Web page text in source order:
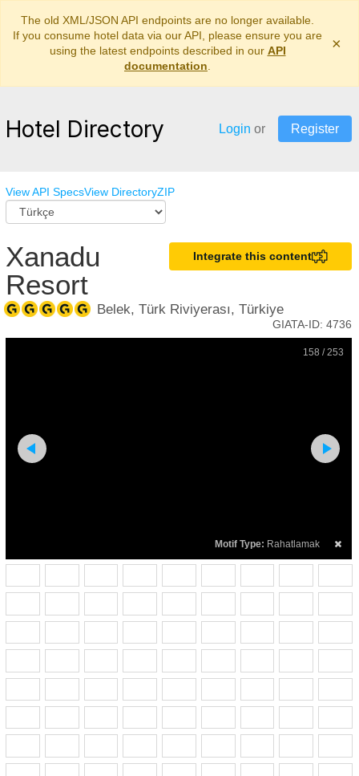
The old XML/JSON API endpoints are no longer available.
If you consume hotel data via our API, please ensure you are
using the latest endpoints described in our API
documentation
×
Hotel Directory Login or Register
View API SpecsView DirectoryZIP
Xanadu
Resort
Integrate this content
Belek, Türk Riviyerası, Türkiye
GIATA-ID: 4736
158 / 253
Motif Type: Rahatlamak